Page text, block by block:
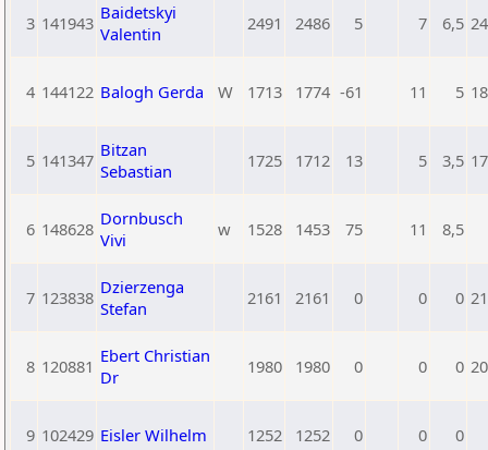
3 141943 Baidetskyi
Valentin
2491 2486 5 7 6,5
4 144122 Balogh Gerda W 1713 1774 -61 11 5
5 141347 Bitzan
Sebastian
1725 1712 13 5 3,5
6 148628 Dornbusch
Vivi
w 1528 1453 75 11 8,5
7 123838 Dzierzenga
Stefan
2161 2161 0 0 0
8 120881 Ebert Christian
Dr
1980 1980 0 0 0
9 102429 Eisler Wilhelm 1252 1252 0 0 0